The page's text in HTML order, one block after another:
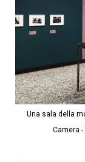
Una sala della
Camera